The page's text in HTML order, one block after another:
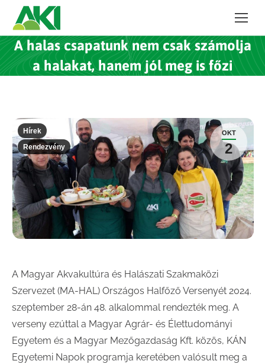
A halas csapatunk nem csak számolja
a halakat, hanem jól meg is főzi
OKT
2
Hírek
Rendezvény
A Magyar Akvakultúra és Halászati Szakmaközi
Szervezet (MA-HAL) Országos Halfőző Versenyét 2024.
szeptember 28-án 48. alkalommal rendezték meg. A
verseny ezúttal a Magyar Agrár- és Élettudományi
Egyetem és a Magyar Mezőgazdaság Kft. közös, KÁN
Egyetemi Napok programja keretében valósult meg a